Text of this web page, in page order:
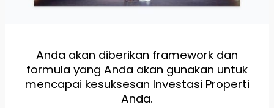
Anda akan diberikan framework dan
formula yang Anda akan gunakan untuk
mencapai kesuksesan Investasi Properti
Anda.